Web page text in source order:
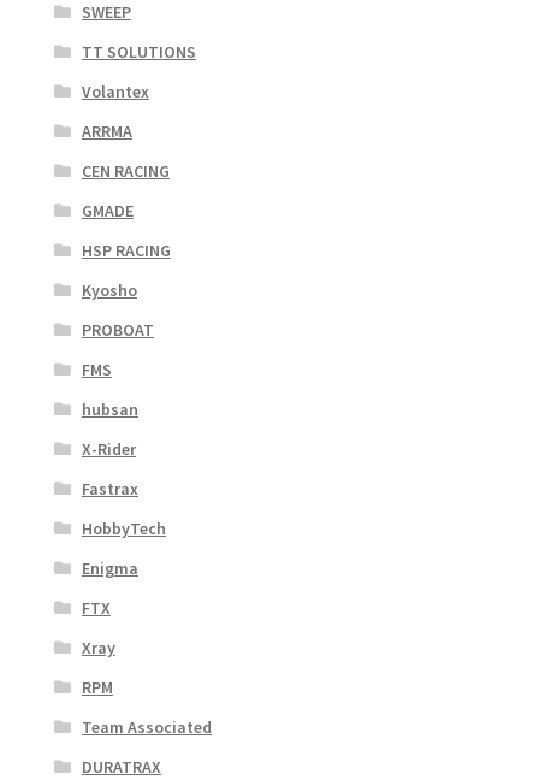
SWEEP
TT SOLUTIONS
Volantex
ARRMA
CEN RACING
GMADE
HSP RACING
Kyosho
PROBOAT
FMS
hubsan
X-Rider
Fastrax
HobbyTech
Enigma
FTX
Xray
RPM
Team Associated
DURATRAX